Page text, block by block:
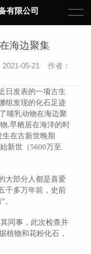
有限公司
海边聚集
05-21 作者：
日发表的一项古生
组发现的化石足迹
哺乳动物在海边聚
.早栖居在海洋的时
在古新世晚期
新世（5600万至
大部分人都是喜爱
千多万年前，史前
。
同事，此次检查并
植物和花粉化石，